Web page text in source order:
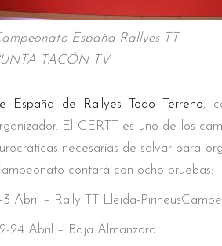
España Rallyes TT –
TACÓN TV
España de Rallyes Todo Terreno,
El CERTT es uno de los
necesarias de salvar para
contará con ocho pruebas:
3 Abril – Rally TT Lleida-
24 Abril – Baja Almanzora